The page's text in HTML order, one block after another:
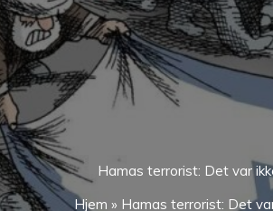
Hamas terrorist: Det var
Hjem » Hamas terrorist: Det